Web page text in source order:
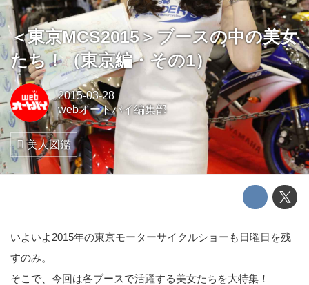
＜東京MCS2015＞ブースの中の美女
たち！（東京編・その1）
2015-03-28
webオートバイ編集部
美人図鑑
いよいよ2015年の東京モーターサイクルショーも日曜日を残
すのみ。
そこで、今回は各ブースで活躍する美女たちを大特集！